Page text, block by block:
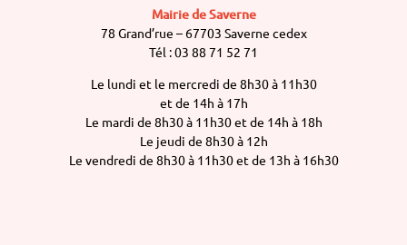
Mairie de Saverne
78 Grand’rue – 67703 Saverne cedex
Tél : 03 88 71 52 71
Le lundi et le mercredi de 8h30 à 11h30
et de 14h à 17h
Le mardi de 8h30 à 11h30 et de 14h à 18h
Le jeudi de 8h30 à 12h
Le vendredi de 8h30 à 11h30 et de 13h à 16h30